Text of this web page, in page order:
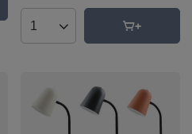
Ilość produktów